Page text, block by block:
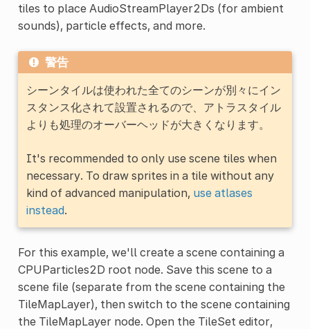
tiles to place AudioStreamPlayer2Ds (for ambient
sounds), particle effects, and more.
警告
シーンタイルは使われた全てのシーンが別々にイン
スタンス化されて設置されるので、アトラスタイル
よりも処理のオーバーヘッドが大きくなります。
It's recommended to only use scene tiles when
necessary. To draw sprites in a tile without any
kind of advanced manipulation, use atlases
instead.
For this example, we'll create a scene containing a
CPUParticles2D root node. Save this scene to a
scene file (separate from the scene containing the
TileMapLayer), then switch to the scene containing
the TileMapLayer node. Open the TileSet editor,